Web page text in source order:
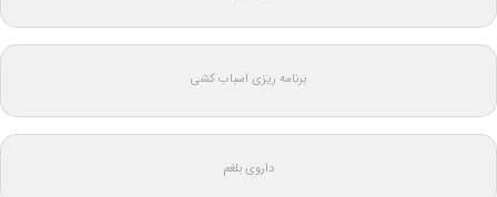
برنامه ریزی اسباب کشی
داروی بلغم